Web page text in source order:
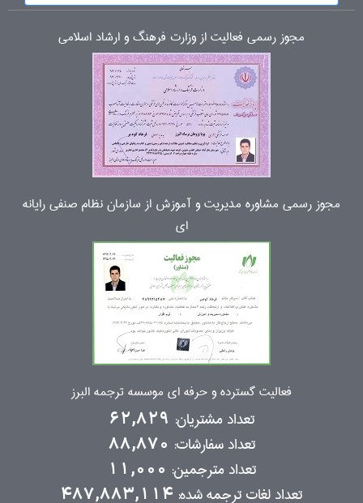
مجوز رسمی فعالیت از وزارت فرهنگ و ارشاد اسلامی
مجوز رسمی مشاوره مدیریت و آموزش از سازمان نظام صنفی رایانه
ای
فعالیت گسترده و حرفه ای موسسه ترجمه البرز
تعداد مشتریان: 62,829
تعداد سفارشات: 88,870
تعداد مترجمین: 11,000
تعداد لغات ترجمه شده: 487,883,114